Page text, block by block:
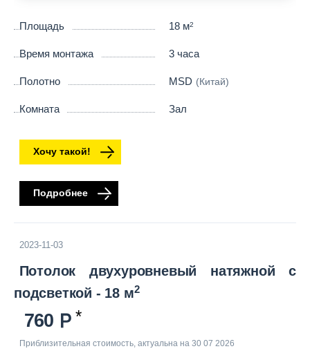
Площадь 18 м2
Время монтажа 3 часа
Полотно MSD (Китай)
Комната Зал
Хочу такой!
Подробнее
2023-11-03
Потолок двухуровневый натяжной с
подсветкой - 18 м2
760
Приблизительная стоимость, актуальна на 30 07 2026